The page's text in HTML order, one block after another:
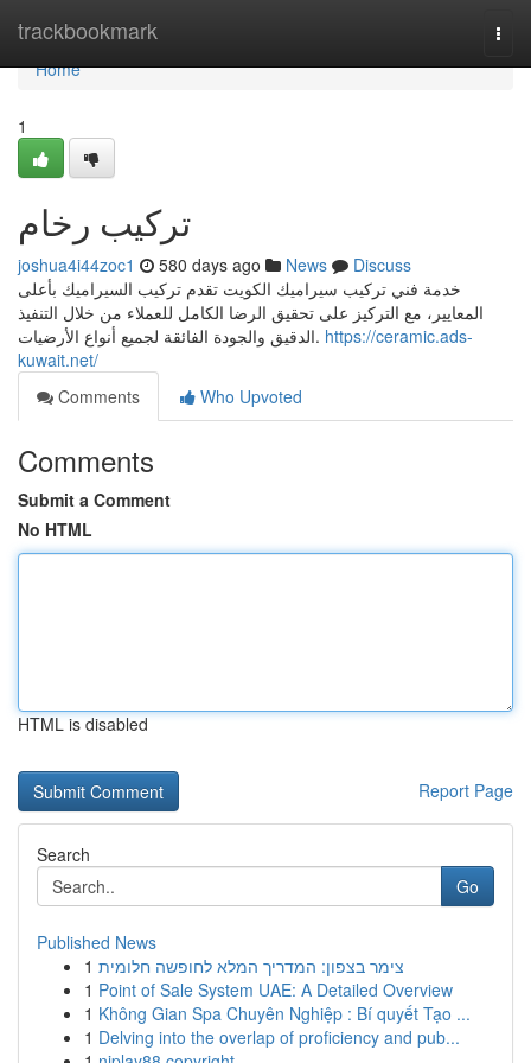
trackbookmark
Home
Home
1
تركيب رخام
joshua4i44zoc1 580 days ago News
Discuss
خدمة فني تركيب سيراميك الكويت تقدم تركيب السيراميك بأعلى
المعايير، مع التركيز على تحقيق الرضا الكامل للعملاء من خلال التنفيذ
الدقيق والجودة الفائقة لجميع أنواع الأرضيات. https://ceramic.ads-
kuwait.net/
Comments
Who Upvoted
Comments
Submit a Comment
No HTML
HTML is disabled
Report Page
Search
Go
Published News
1 צימר בצפון: המדריך המלא לחופשה חלומית
1 Point of Sale System UAE: A Detailed Overview
1 Không Gian Spa Chuyên Nghiệp : Bí quyết Tạo ...
1 Delving into the overlap of proficiency and pub...